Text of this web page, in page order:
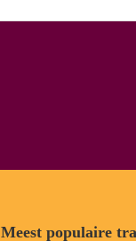
Meest populaire